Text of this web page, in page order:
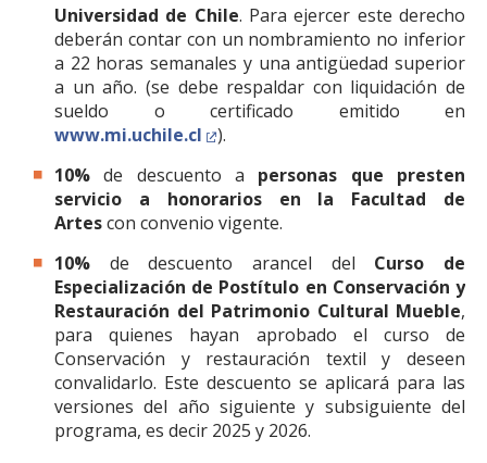
Universidad de Chile. Para ejercer este derecho
deberán contar con un nombramiento no inferior
a 22 horas semanales y una antigüedad superior
a un año. (se debe respaldar con liquidación de
sueldo o certificado emitido en
www.mi.uchile.cl
).
10% de descuento a personas que presten
servicio a honorarios en la Facultad de
Artescon convenio vigente.
10% de descuento arancel del Curso de
Especialización de Postítulo en Conservación y
Restauración del Patrimonio Cultural Mueble,
para quienes hayan aprobado el curso de
Conservación y restauración textil y deseen
convalidarlo. Este descuento se aplicará para las
versiones del año siguiente y subsiguiente del
programa, es decir 2025 y 2026.